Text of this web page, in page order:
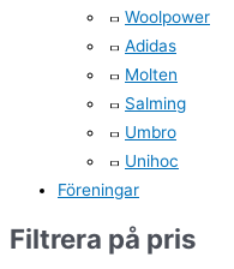
Woolpower
Adidas
Molten
Salming
Umbro
Unihoc
Föreningar
Filtrera på pris